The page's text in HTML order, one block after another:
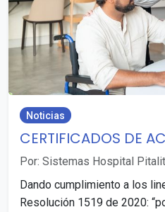
Noticias
CERTIFICADOS DE
Por: Sistemas Hospital
Dando cumplimiento a los
Resolución 1519 de 2020: